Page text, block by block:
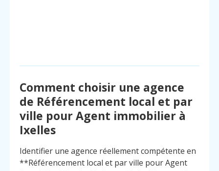
Comment choisir une agence
de Référencement local et par
ville pour Agent immobilier à
Ixelles
Identifier une agence réellement compétente en
**Référencement local et par ville pour Agent